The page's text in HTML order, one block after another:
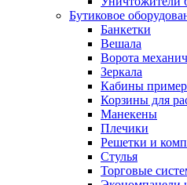
Бутиковое
Банкетки
Вешала
Ворота
Зеркала
Кабины
Корзины для
Манекены
Плечики
Решетки и
Стулья
Торговые